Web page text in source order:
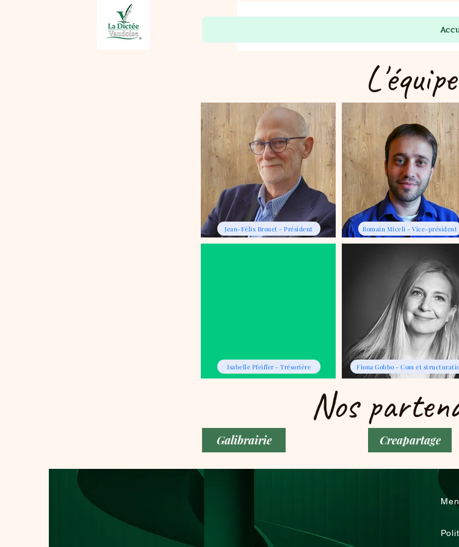
Jean-Félix Brouet - Président Romain Miceli - Vice-président
Isabelle Pfeiffer - Trésorière Fiona Gobbo - Com et
L'équipe
Nos
Galibrairie Creapartage